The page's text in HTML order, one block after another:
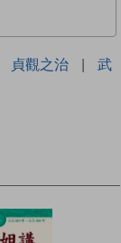
貞觀之治 |
武